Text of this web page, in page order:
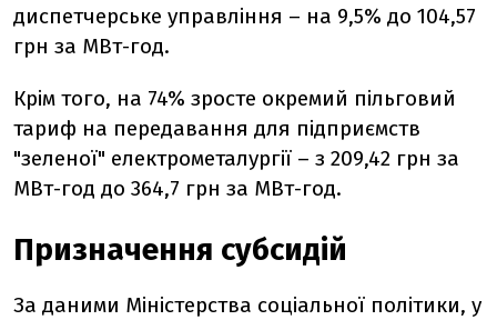
диспетчерське управління – на 9,5% до 104,57
грн за МВт-год.
Крім того, на 74% зросте окремий пільговий
тариф на передавання для підприємств
"зеленої" електрометалургії – з 209,42 грн за
МВт-год до 364,7 грн за МВт-год.
Призначення субсидій
За даними Міністерства соціальної політики, у